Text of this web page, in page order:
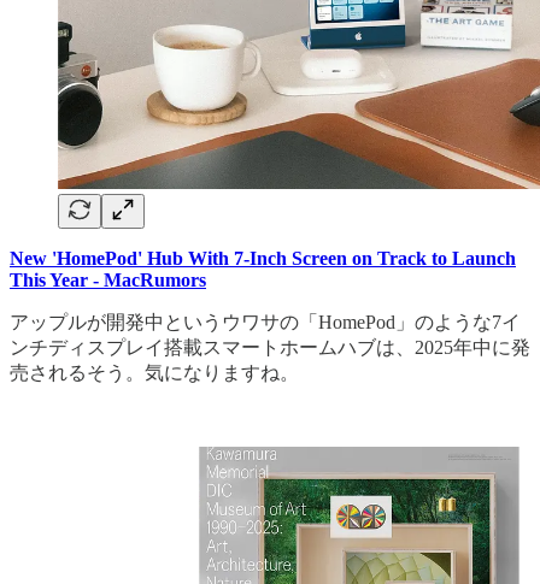
New 'HomePod' Hub With 7-Inch Screen on Track to Launch
This Year - MacRumors
アップルが開発中というウワサの「HomePod」のような7イ
ンチディスプレイ搭載スマートホームハブは、2025年中に発
売されるそう。気になりますね。